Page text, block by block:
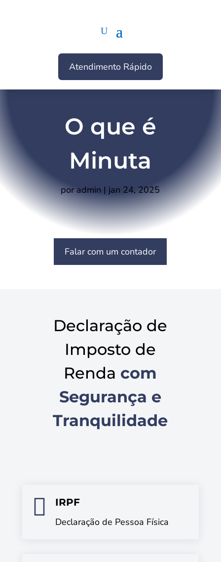
Atendimento Rápido
O que é
Minuta
poradmin | jan 24, 2025
Falar com um contador
Declaração de
Imposto de
Renda com
Segurança e
Tranquilidade

IRPF
Declaração de Pessoa Física